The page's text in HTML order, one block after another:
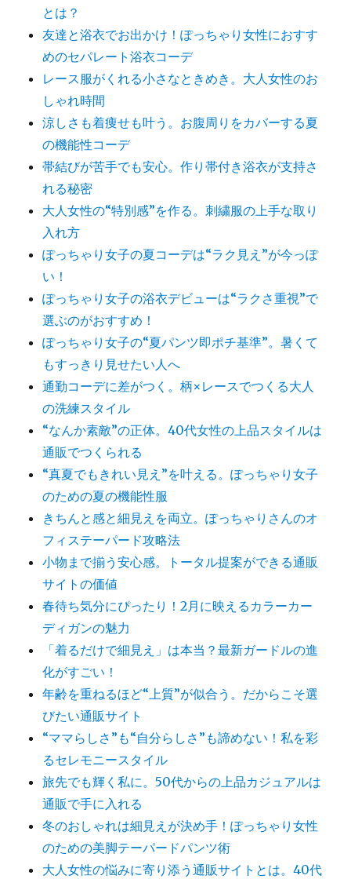
とは？
友達と浴衣でお出かけ！ぽっちゃり女性におすす
めのセパレート浴衣コーデ
レース服がくれる小さなときめき。大人女性のお
しゃれ時間
涼しさも着痩せも叶う。お腹周りをカバーする夏
の機能性コーデ
帯結びが苦手でも安心。作り帯付き浴衣が支持さ
れる秘密
大人女性の“特別感”を作る。刺繍服の上手な取り
入れ方
ぽっちゃり女子の夏コーデは“ラク見え”が今っぽ
い！
ぽっちゃり女子の浴衣デビューは“ラクさ重視”で
選ぶのがおすすめ！
ぽっちゃり女子の“夏パンツ即ポチ基準”。暑くて
もすっきり見せたい人へ
通勤コーデに差がつく。柄×レースでつくる大人
の洗練スタイル
“なんか素敵”の正体。40代女性の上品スタイルは
通販でつくられる
“真夏でもきれい見え”を叶える。ぽっちゃり女子
のための夏の機能性服
きちんと感と細見えを両立。ぽっちゃりさんのオ
フィステーパード攻略法
小物まで揃う安心感。トータル提案ができる通販
サイトの価値
春待ち気分にぴったり！2月に映えるカラーカー
ディガンの魅力
「着るだけで細見え」は本当？最新ガードルの進
化がすごい！
年齢を重ねるほど“上質”が似合う。だからこそ選
びたい通販サイト
“ママらしさ”も“自分らしさ”も諦めない！私を彩
るセレモニースタイル
旅先でも輝く私に。50代からの上品カジュアルは
通販で手に入れる
冬のおしゃれは細見えが決め手！ぽっちゃり女性
のための美脚テーパードパンツ術
大人女性の悩みに寄り添う通販サイトとは。40代